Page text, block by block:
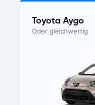
Toyota Aygo
Oder gleichwertig